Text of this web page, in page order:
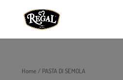
Home/ PASTA DI SEMOLA